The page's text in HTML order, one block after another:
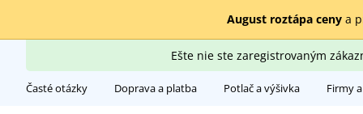
August roztápa cenya
Ešte nie ste zaregistrovaným
Časté otázky Doprava a platba Potlač a výšivka Firmy